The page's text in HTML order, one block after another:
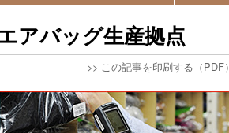
アバッグ生産拠点
>> この記事を印刷する（PDF）